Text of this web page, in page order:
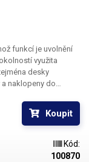
funkcí je uvolnění
využita
desky
naklopeny do
a rychle uchytí
Koupit
Kód:
100870